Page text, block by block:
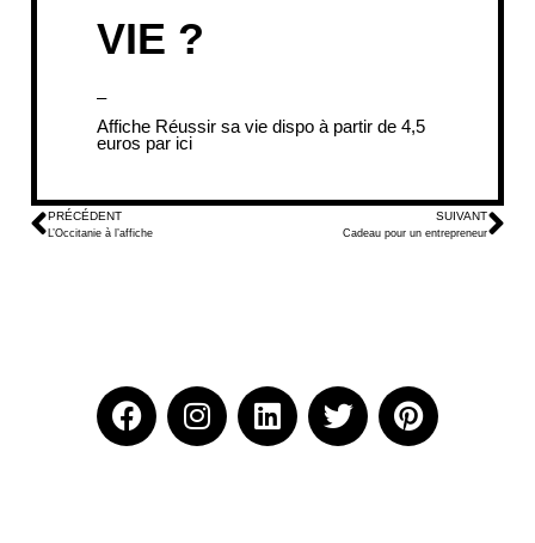
VIE ?
–
Affiche Réussir sa vie dispo à partir de 4,5
euros par ici
PRÉCÉDENT
L’Occitanie à l’affiche
SUIVANT
Cadeau pour un entrepreneur